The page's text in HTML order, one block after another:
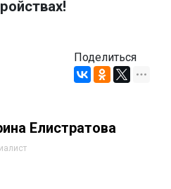
Поделиться
Елистратова